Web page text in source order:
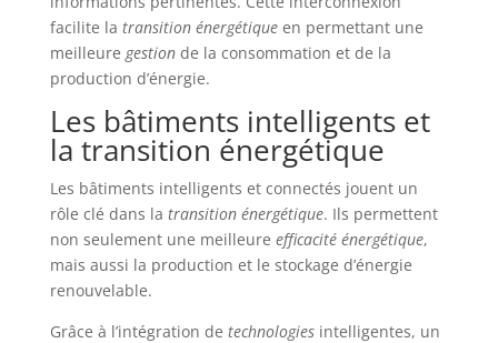
facilite la transition énergétiqueen permettant une
meilleure gestionde la consommation et de la
production d’énergie.
Les bâtiments intelligents et
la transition énergétique
Les bâtiments intelligents et connectés jouent un
rôle clé dans la transition énergétique. Ils permettent
non seulement une meilleure efficacité énergétique,
mais aussi la production et le stockage d’énergie
renouvelable.
Grâce à l’intégration de technologiesintelligentes, un